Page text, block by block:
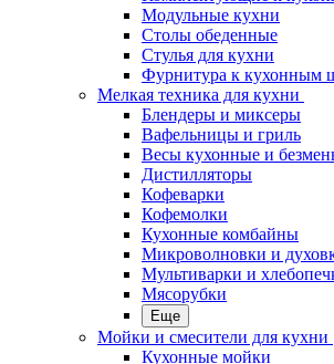
Модульные кухни
Столы обеденные
Стулья для кухни
Фурнитура к кухонным
Мелкая техника для кухни
Блендеры и миксеры
Вафельницы и гриль
Весы кухонные и
Дистилляторы
Кофеварки
Кофемолки
Кухонные комбайны
Микроволновки и
Мультиварки и
Мясорубки
Еще
Мойки и смесители для кухни
Кухонные мойки